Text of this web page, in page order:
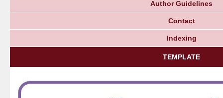
Author Guidelines
Contact
Indexing
TEMPLATE